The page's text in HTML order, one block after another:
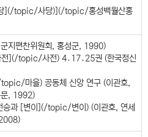
당](/topic/사당)](/topic/홍성백월산홍
지편찬위원회, 홍성군, 1990)
전](/topic/사전) 4․17․25권 (한국정신
마을) 공동체 신앙 연구 (이관호,
문, 1992)
승과 [변이](/topic/변이) (이관호, 연세